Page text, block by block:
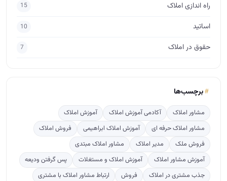
راه اندازی املاک 15
اساتید 10
حقوق در املاک 7
برچسب‌ها
مشاور املاک آکادمی آموزش املاک
آموزش املاک
مشاور املاک حرفه ای
آموزش املاک ابراهیمی
فروش املاک
فروش ملک
مدیر املاک
مشاور املاک مبتدی
آموزش مشاور املاک
آموزش املاک و مستغلات
پس گرفتن ودیعه
جذب مشتری در املاک
فروش
ارتباط مشاور املاک با مشتری